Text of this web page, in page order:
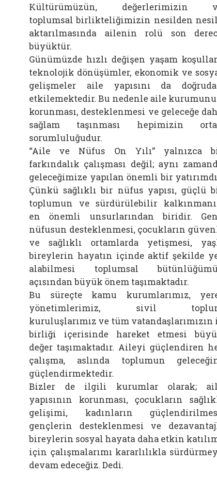
Kültürümüzün, değerlerimizin
toplumsal birlikteliğimizin nesilden
aktarılmasında ailenin rolü son
büyüktür.
Günümüzde hızlı değişen yaşam
teknolojik dönüşümler, ekonomik ve
gelişmeler aile yapısını da
etkilemektedir. Bu nedenle aile
korunması, desteklenmesi ve geleceğe
sağlam taşınması hepimizin
sorumluluğudur.
“Aile ve Nüfus On Yılı” yalnızca
farkındalık çalışması değil; aynı
geleceğimize yapılan önemli bir
Çünkü sağlıklı bir nüfus yapısı, güçlü
toplumun ve sürdürülebilir
en önemli unsurlarından biridir.
nüfusun desteklenmesi, çocukların
ve sağlıklı ortamlarda yetişmesi,
bireylerin hayatın içinde aktif şekilde
alabilmesi toplumsal
açısından büyük önem taşımaktadır.
Bu süreçte kamu kurumlarımız,
yönetimlerimiz, sivil
kuruluşlarımız ve tüm vatandaşlarımızın
birliği içerisinde hareket etmesi
değer taşımaktadır. Aileyi güçlendiren
çalışma, aslında toplumun
güçlendirmektedir.
Bizler de ilgili kurumlar olarak;
yapısının korunması, çocukların
gelişimi, kadınların
gençlerin desteklenmesi ve
bireylerin sosyal hayata daha etkin
için çalışmalarımı kararlılıkla
devam edeceğiz. Dedi.